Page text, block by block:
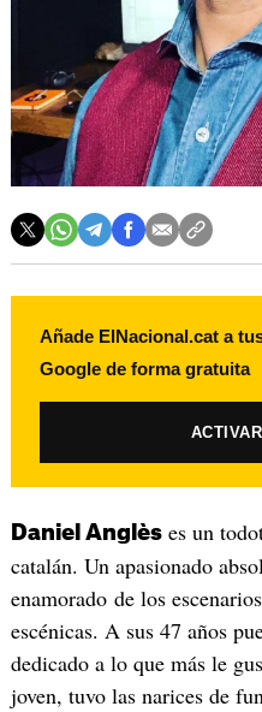
Añade ElNacional.cat a
Google de forma gratuita
Daniel Anglèses un
catalán. Un apasionado
enamorado de los
escénicas. A sus 47 años
dedicado a lo que más le
joven, tuvo las narices de